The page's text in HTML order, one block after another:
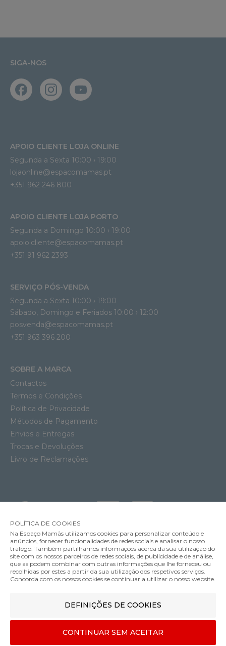
Cama de Viagem Maxi-Cosi Merlin
Cor
SIGA-NOS
APOIO CLIENTE LOJA ONLINE
Segunda a Sexta 10:00 › 19:00
lojaonline@espacomamas.pt
+351 962 246 800
APOIO CLIENTE LOJA PORTO
Segunda a Domingo 10:00 › 19:00
apoio.cliente@espacomamas.pt
+351 91 962 2393
SERVIÇO PÓS-VENDA
Segunda a Sexta 10:00 › 19:00
Sábado, Domingo e Feriados 10:00 › 12:00
posvenda@espacomamas.pt
+351 963 396 200
SOBRE A MARCA
Contactos
Termos e Condições
Política de Privacidade
Métodos de Pagamento
Envios e Entregas
Trocas e Devoluções
Livro de Reclamações
MÉTODOS DE ENVIO
MÉTODOS DE PAGAMENTO
POLÍTICA DE COOKIES
Na Espaço Mamãs utilizamos cookies para personalizar conteúdo e
anúncios, fornecer funcionalidades de redes sociais e analisar o nosso
tráfego. Também partilhamos informações acerca da sua utilização do
site com os nossos parceiros de redes sociais, de publicidade e de análise,
que as podem combinar com outras informações que lhe forneceu ou
recolhidas por estes a partir da sua utilização dos respetivos serviços.
Concorda com os nossos cookies se continuar a utilizar o nosso website.
DEFINIÇÕES DE COOKIES
CONTINUAR SEM ACEITAR